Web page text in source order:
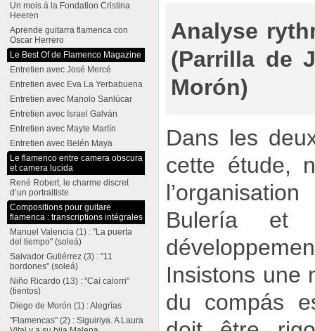
Analyse
(Parrilla de
Morón)
Dans les
cette étude,
Bulería et
Insistons une
du compás
Un mois à la Fondation Cristina
Heeren
Aprende guitarra flamenca con
Oscar Herrero
Le Best Of de Flamenco Magazine
Entretien avec José Mercé
Entretien avec Eva La Yerbabuena
Entretien avec Manolo Sanlúcar
Entretien avec Israel Galván
Entretien avec Mayte Martín
Entretien avec Belén Maya
Le flamenco entre camera obscura
et camera lucida
René Robert, le charme discret
d’un portraitiste
Compositions pour guitare
flamenca : transcriptions intégrales
Manuel Valencia (1) : "La puerta
del tiempo" (soleá)
Salvador Gutiérrez (3) : "11
bordones" (soleá)
Niño Ricardo (13) : "Caí calorri"
(tientos)
Diego de Morón (1) : Alegrías
"Flamencas" (2) : Siguiriya. A Laura